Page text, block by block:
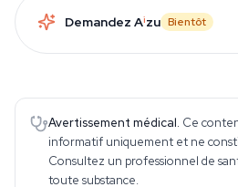
Demandez Aizu Bientôt
Avertissement médical. Ce
informatif uniquement et ne
Consultez un professionnel de
toute substance.